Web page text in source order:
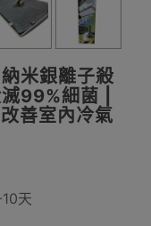
米銀離子殺
99%細菌 |
善室內冷氣
天